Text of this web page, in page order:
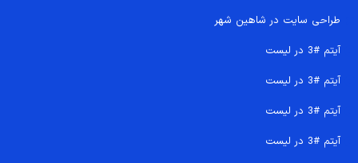
طراحی سایت در شاهین شهر
آیتم #3 در لیست
آیتم #3 در لیست
آیتم #3 در لیست
آیتم #3 در لیست